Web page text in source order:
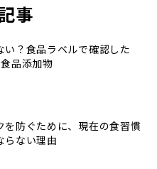
事
い？食品ラベルで確認した
品添加物
を防ぐために、現在の食習慣
らない理由